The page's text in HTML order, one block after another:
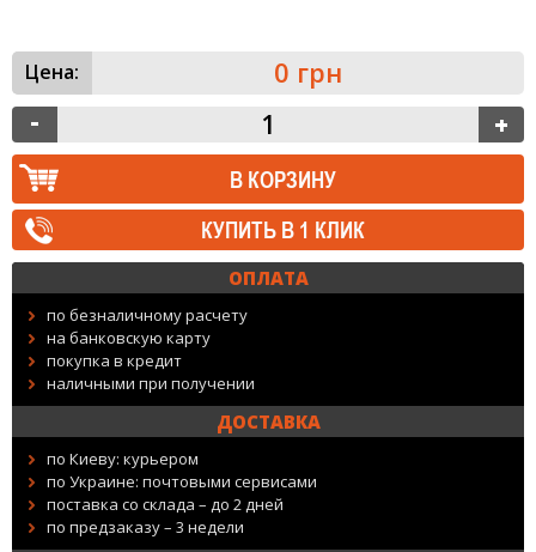
Цена: 0 грн
КУПИТЬ В 1 КЛИК
ОПЛАТА
по безналичному расчету
на банковскую карту
покупка в кредит
наличными при получении
ДОСТАВКА
по Киеву: курьером
по Украине: почтовыми сервисами
поставка со склада – до 2 дней
по предзаказу – 3 недели